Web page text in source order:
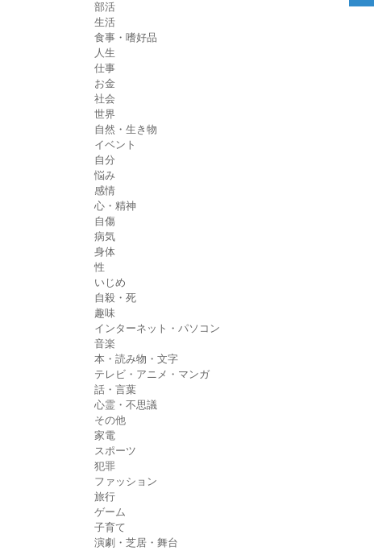
部活
生活
食事・嗜好品
人生
仕事
お金
社会
世界
自然・生き物
イベント
自分
悩み
感情
心・精神
自傷
病気
身体
性
いじめ
自殺・死
趣味
インターネット・パソコン
音楽
本・読み物・文字
テレビ・アニメ・マンガ
話・言葉
心霊・不思議
その他
家電
スポーツ
犯罪
ファッション
旅行
ゲーム
子育て
演劇・芝居・舞台